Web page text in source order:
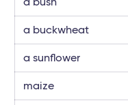
a buckwheat
a sunflower
maize